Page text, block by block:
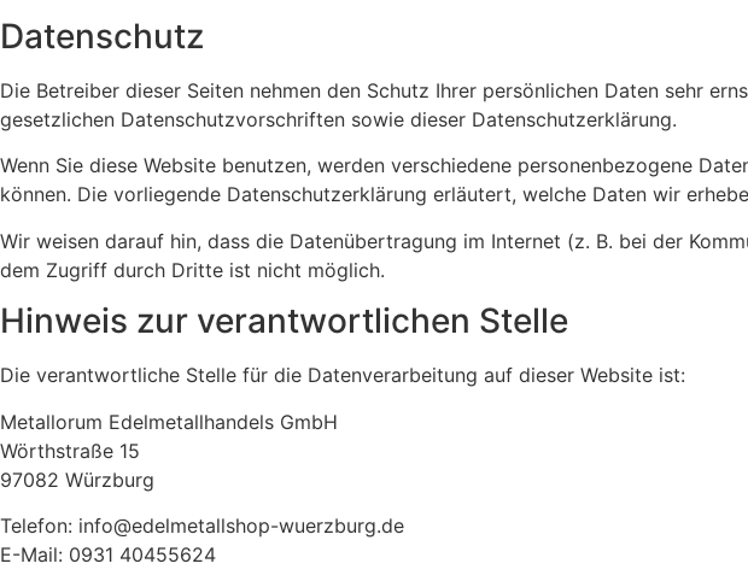
Datenschutz
Die Betreiber dieser Seiten nehmen den Schutz Ihrer persönlichen Daten sehr
gesetzlichen Datenschutzvorschriften sowie dieser Datenschutzerklärung.
Wenn Sie diese Website benutzen, werden verschiedene personenbezogene
können. Die vorliegende Datenschutzerklärung erläutert, welche Daten wir
Wir weisen darauf hin, dass die Datenübertragung im Internet (z. B. bei der
dem Zugriff durch Dritte ist nicht möglich.
Hinweis zur verantwortlichen Stelle
Die verantwortliche Stelle für die Datenverarbeitung auf dieser Website ist:
Metallorum Edelmetallhandels GmbH
Wörthstraße 15
97082 Würzburg
Telefon: info@edelmetallshop-wuerzburg.de
E-Mail: 0931 40455624